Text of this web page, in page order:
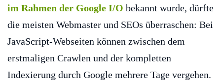
im Rahmen der Google I/O bekannt wurde, dürfte
die meisten Webmaster und SEOs überraschen: Bei
JavaScript-Webseiten können zwischen dem
erstmaligen Crawlen und der kompletten
Indexierung durch Google mehrere Tage vergehen.